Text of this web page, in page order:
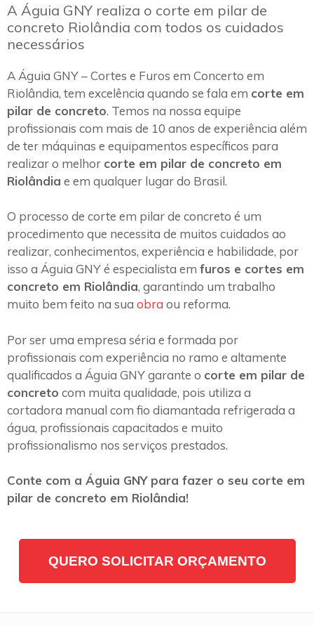
A Águia GNY realiza o corte em pilar de
concreto Riolândia com todos os cuidados
necessários
A Águia GNY – Cortes e Furos em Concerto em
Riolândia, tem excelência quando se fala em corte em
pilar de concreto. Temos na nossa equipe
profissionais com mais de 10 anos de experiência além
de ter máquinas e equipamentos específicos para
realizar o melhor corte em pilar de concreto em
Riolândia e em qualquer lugar do Brasil.
O processo de corte em pilar de concreto é um
procedimento que necessita de muitos cuidados ao
realizar, conhecimentos, experiência e habilidade, por
isso a Águia GNY é especialista em furos e cortes em
concreto em Riolândia, garantindo um trabalho
muito bem feito na sua obra ou reforma.
Por ser uma empresa séria e formada por
profissionais com experiência no ramo e altamente
qualificados a Águia GNY garante o corte em pilar de
concreto com muita qualidade, pois utiliza a
cortadora manual com fio diamantada refrigerada a
água, profissionais capacitados e muito
profissionalismo nos serviços prestados.
Conte com a Águia GNY para fazer o seu corte em
pilar de concreto em Riolândia!
QUERO SOLICITAR ORÇAMENTO